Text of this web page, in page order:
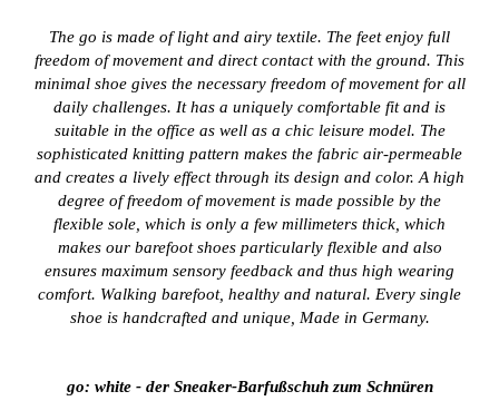
The go is made of light and airy textile. The feet enjoy full
freedom of movement and direct contact with the ground. This
minimal shoe gives the necessary freedom of movement for all
daily challenges. It has a uniquely comfortable fit and is
suitable in the office as well as a chic leisure model. The
sophisticated knitting pattern makes the fabric air-permeable
and creates a lively effect through its design and color. A high
degree of freedom of movement is made possible by the
flexible sole, which is only a few millimeters thick, which
makes our barefoot shoes particularly flexible and also
ensures maximum sensory feedback and thus high wearing
comfort. Walking barefoot, healthy and natural. Every single
shoe is handcrafted and unique, Made in Germany.
go: white - der Sneaker-Barfußschuh zum Schnüren